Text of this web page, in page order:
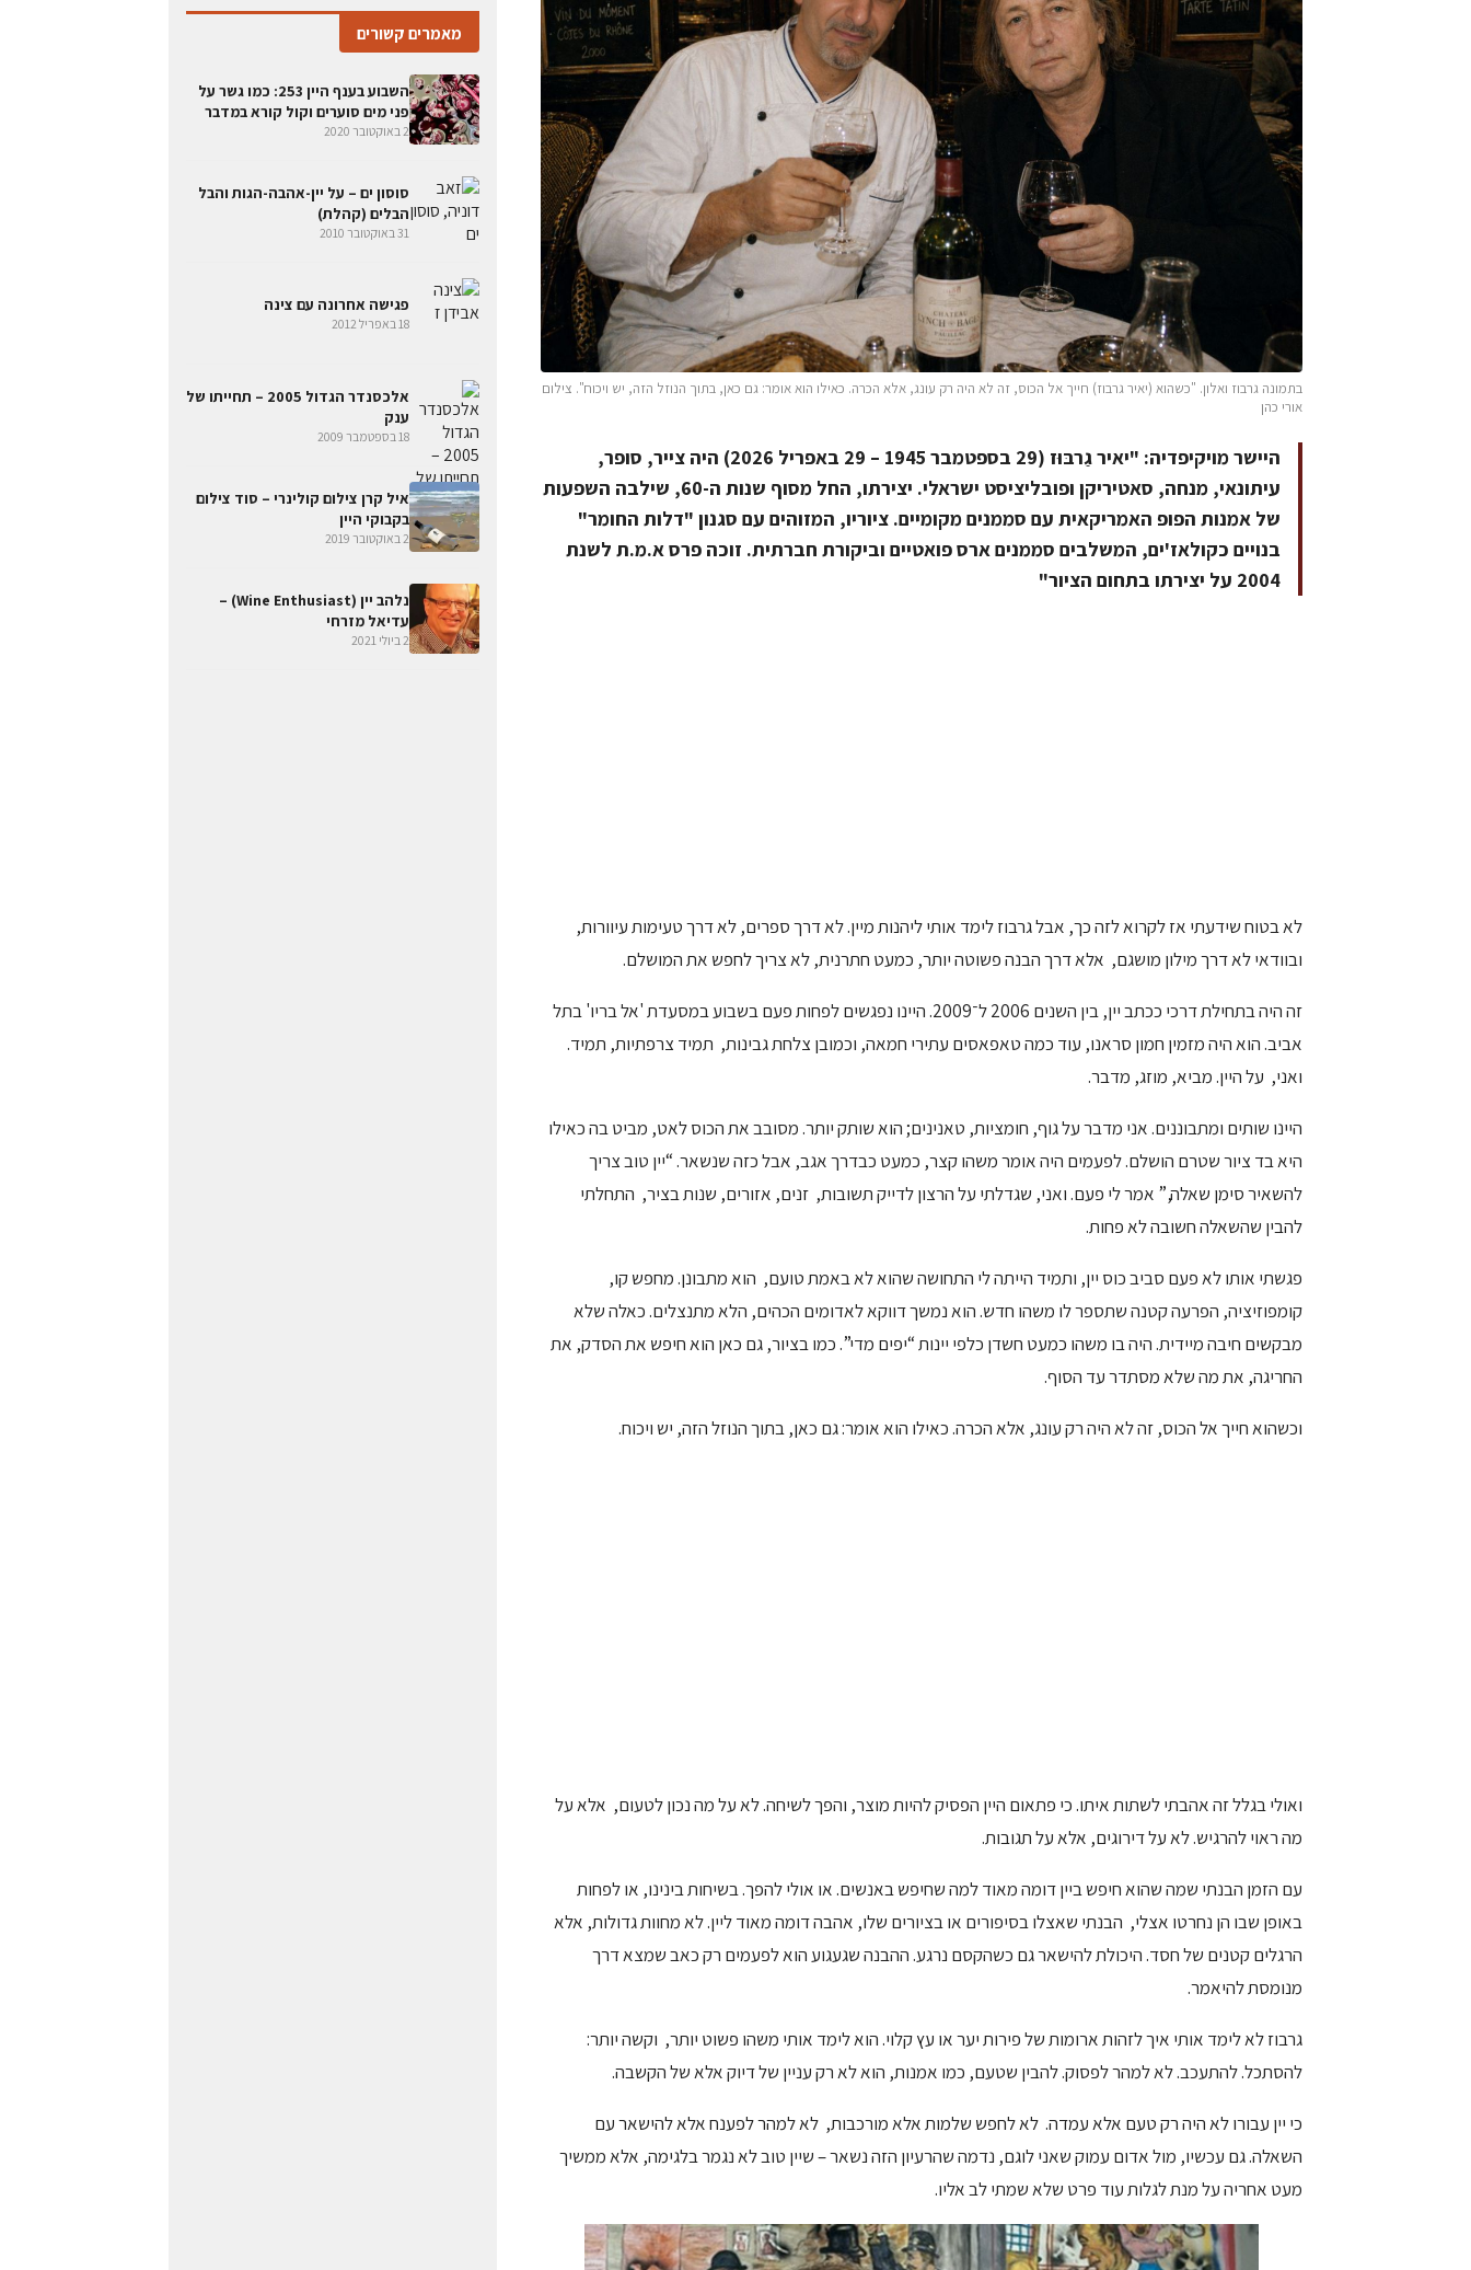
בתמונה גרבוז ואלון. "כשהוא (יאיר גרבוז) חייך אל הכוס, זה לא היה רק עונג, אלא הכרה. כאילו הוא אומר: גם כאן, בתוך הנוזל הזה, יש ויכוח". צילום
אורי כהן
היישר מויקיפדיה: "יאיר גַרבּוּז (29 בספטמבר 1945 – 29 באפריל 2026) היה צייר, סופר,
עיתונאי, מנחה, סאטיריקן ופובליציסט ישראלי. יצירתו, החל מסוף שנות ה-60, שילבה השפעות
של אמנות הפופ האמריקאית עם סממנים מקומיים. ציוריו, המזוהים עם סגנון "דלות החומר"
בנויים כקולאז'ים, המשלבים סממנים ארס פואטיים וביקורת חברתית. זוכה פרס א.מ.ת לשנת
2004 על יצירתו בתחום הציור"
לא בטוח שידעתי אז לקרוא לזה כך, אבל גרבוז לימד אותי ליהנות מיין. לא דרך ספרים, לא דרך טעימות עיוורות,
ובוודאי לא דרך מילון מושגם, אלא דרך הבנה פשוטה יותר, כמעט חתרנית, לא צריך לחפש את המושלם.
זה היה בתחילת דרכי ככתב יין, בין השנים 2006 ל־2009. היינו נפגשים לפחות פעם בשבוע במסעדת 'אל בריו' בתל
אביב. הוא היה מזמין חמון סראנו, עוד כמה טאפאסים עתירי חמאה, וכמובן צלחת גבינות, תמיד צרפתיות, תמיד.
ואני, על היין. מביא, מוזג, מדבר.
היינו שותים ומתבוננים. אני מדבר על גוף, חומציות, טאנינים; הוא שותק יותר. מסובב את הכוס לאט, מביט בה כאילו
היא בד ציור שטרם הושלם. לפעמים היה אומר משהו קצר, כמעט כבדרך אגב, אבל כזה שנשאר. “יין טוב צריך
להשאיר סימן שאלה,” אמר לי פעם. ואני, שגדלתי על הרצון לדייק תשובות, זנים, אזורים, שנות בציר, התחלתי
להבין שהשאלה חשובה לא פחות.
פגשתי אותו לא פעם סביב כוס יין, ותמיד הייתה לי התחושה שהוא לא באמת טועם, הוא מתבונן. מחפש קו,
קומפוזיציה, הפרעה קטנה שתספר לו משהו חדש. הוא נמשך דווקא לאדומים הכהים, הלא מתנצלים. כאלה שלא
מבקשים חיבה מיידית. היה בו משהו כמעט חשדן כלפי יינות “יפים מדי”. כמו בציור, גם כאן הוא חיפש את הסדק, את
החריגה, את מה שלא מסתדר עד הסוף.
וכשהוא חייך אל הכוס, זה לא היה רק עונג, אלא הכרה. כאילו הוא אומר: גם כאן, בתוך הנוזל הזה, יש ויכוח.
ואולי בגלל זה אהבתי לשתות איתו. כי פתאום היין הפסיק להיות מוצר, והפך לשיחה. לא על מה נכון לטעום, אלא על
מה ראוי להרגיש. לא על דירוגים, אלא על תגובות.
עם הזמן הבנתי שמה שהוא חיפש ביין דומה מאוד למה שחיפש באנשים. או אולי להפך. בשיחות בינינו, או לפחות
באופן שבו הן נחרטו אצלי, הבנתי שאצלו בסיפורים או בציורים שלו, אהבה דומה מאוד ליין. לא מחוות גדולות, אלא
הרגלים קטנים של חסד. היכולת להישאר גם כשהקסם נרגע. ההבנה שגעגוע הוא לפעמים רק כאב שמצא דרך
מנומסת להיאמר.
גרבוז לא לימד אותי איך לזהות ארומות של פירות יער או עץ קלוי. הוא לימד אותי משהו פשוט יותר, וקשה יותר:
להסתכל. להתעכב. לא למהר לפסוק. להבין שטעם, כמו אמנות, הוא לא רק עניין של דיוק אלא של הקשבה.
כי יין עבורו לא היה רק טעם אלא עמדה. לא לחפש שלמות אלא מורכבות, לא למהר לפענח אלא להישאר עם
השאלה. גם עכשיו, מול אדום עמוק שאני לוגם, נדמה שהרעיון הזה נשאר – שיין טוב לא נגמר בלגימה, אלא ממשיך
מעט אחריה על מנת לגלות עוד פרט שלא שמתי לב אליו.
מאמרים קשורים
השבוע בענף היין 253: כמו גשר על
פני מים סוערים וקול קורא במדבר
2 באוקטובר 2020
סוסון ים – על יין-אהבה-הגות והבל
הבלים (קהלת)
31 באוקטובר 2010
פגישה אחרונה עם צינה
18 באפריל 2012
אלכסנדר הגדול 2005 – תחייתו של
ענק
18 בספטמבר 2009
איל קרן צילום קולינרי – סוד צילום
בקבוקי היין
2 באוקטובר 2019
נלהב יין (Wine Enthusiast) –
עדיאל מזרחי
2 ביולי 2021